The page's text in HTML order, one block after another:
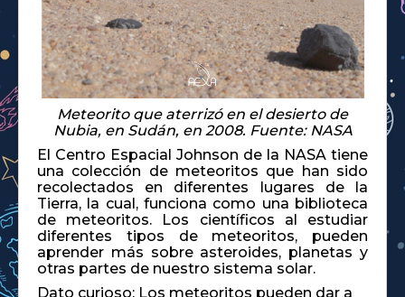
Meteorito que aterrizó en el desierto de
Nubia, en Sudán, en 2008. Fuente: NASA
El Centro Espacial Johnson de la NASA tiene
una colección de meteoritos que han sido
recolectados en diferentes lugares de la
Tierra, la cual, funciona como una biblioteca
de meteoritos. Los científicos al estudiar
diferentes tipos de meteoritos, pueden
aprender más sobre asteroides, planetas y
otras partes de nuestro sistema solar.
Dato curioso: Los meteoritos pueden dar a